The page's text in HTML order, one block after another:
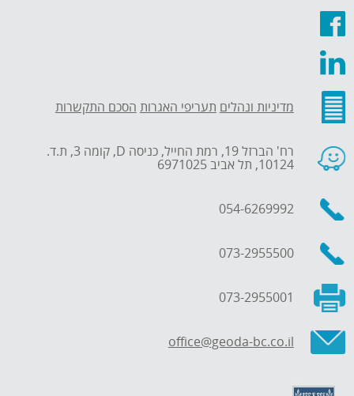
מדיניות ונהלים תעריפי האגרות הסכם התקשרות
רח' הברזל 19, רמת החייל, כניסה D, קומה 3, ת.ד.
10124, תל אביב 6971025
054-6269992
073-2955500
073-2955001
office@geoda-bc.co.il